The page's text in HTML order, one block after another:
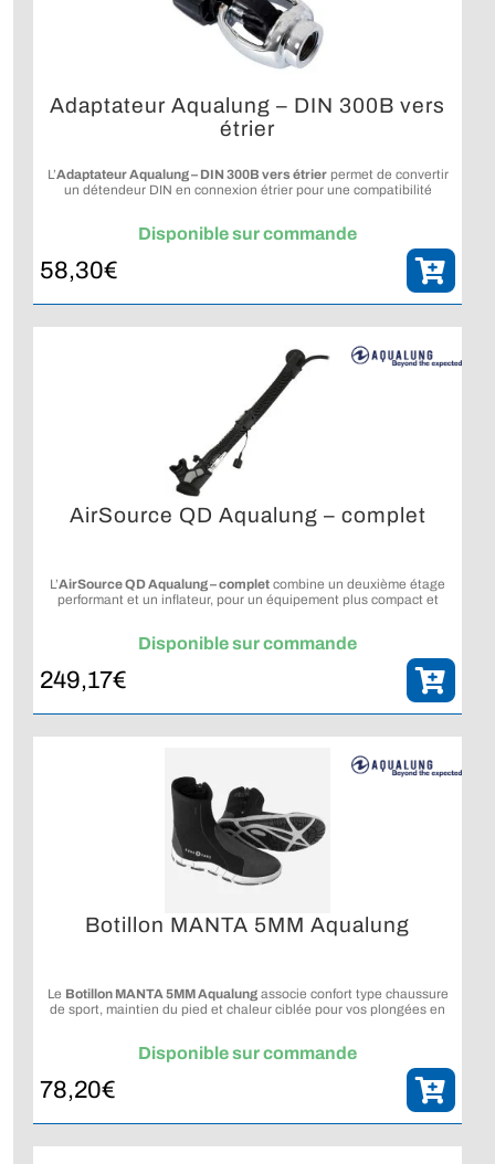
Adaptateur Aqualung – DIN 300B vers
étrier
L’Adaptateur Aqualung – DIN 300B vers étrierpermet de convertir
un détendeur DIN en connexion étrier pour une compatibilité
Disponible sur commande
58,30€
AirSource QD Aqualung – complet
L’AirSource QD Aqualung – complet combine un deuxième étage
performant et un inflateur, pour un équipement plus compact et
Disponible sur commande
249,17€
Botillon MANTA 5MM Aqualung
Le Botillon MANTA 5MM Aqualungassocie confort type chaussure
de sport, maintien du pied et chaleur ciblée pour vos plongées en
Disponible sur commande
78,20€